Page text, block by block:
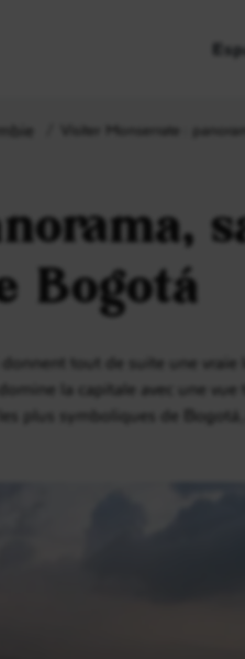
Visiter Monserrate :
Bogotá
tout de suite une vraie
la capitale avec une vue
plus symboliques de Bogotá,